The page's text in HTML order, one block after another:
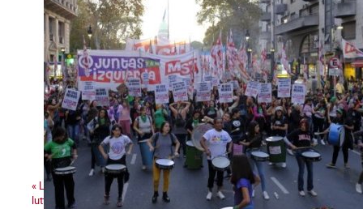
« La victoire de la légalisation de l'avortement renforce toutes les
luttes de genre »